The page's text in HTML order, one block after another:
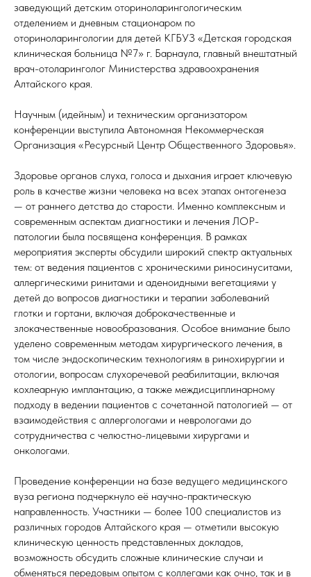
заведующий детским оториноларингологическим
отделением и дневным стационаром по
оториноларингологии для детей КГБУЗ «Детская городская
клиническая больница №7» г. Барнаула, главный внештатный
врач-отоларинголог Министерства здравоохранения
Алтайского края.
Научным (идейным) и техническим организатором
конференции выступила Автономная Некоммерческая
Организация «Ресурсный Центр Общественного Здоровья».
Здоровье органов слуха, голоса и дыхания играет ключевую
роль в качестве жизни человека на всех этапах онтогенеза
— от раннего детства до старости. Именно комплексным и
современным аспектам диагностики и лечения ЛОР-
патологии была посвящена конференция. В рамках
мероприятия эксперты обсудили широкий спектр актуальных
тем: от ведения пациентов с хроническими риносинуситами,
аллергическими ринитами и аденоидными вегетациями у
детей до вопросов диагностики и терапии заболеваний
глотки и гортани, включая доброкачественные и
злокачественные новообразования. Особое внимание было
уделено современным методам хирургического лечения, в
том числе эндоскопическим технологиям в ринохирургии и
отологии, вопросам слухоречевой реабилитации, включая
кохлеарную имплантацию, а также междисциплинарному
подходу в ведении пациентов с сочетанной патологией — от
взаимодействия с аллергологами и неврологами до
сотрудничества с челюстно-лицевыми хирургами и
онкологами.
Проведение конференции на базе ведущего медицинского
вуза региона подчеркнуло её научно-практическую
направленность. Участники — более 100 специалистов из
различных городов Алтайского края — отметили высокую
клиническую ценность представленных докладов,
возможность обсудить сложные клинические случаи и
обменяться передовым опытом с коллегами как очно, так и в